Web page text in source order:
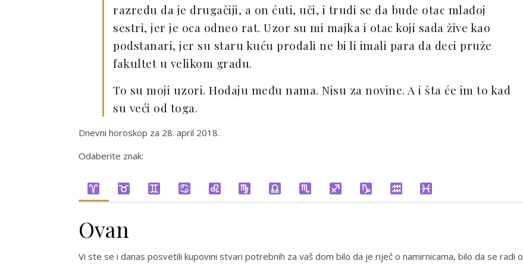
razredu da je drugačiji, a on ćuti, uči, i trudi se da bude otac mlađoj
sestri, jer je oca odneo rat. Uzor su mi majka i otac koji sada žive kao
podstanari, jer su staru kuću prodali ne bi li imali para da deci pruže
fakultet u velikom gradu.
To su moji uzori. Hodaju među nama. Nisu za novine. A i šta će im to kad
su veći od toga.
Dnevni horoskop za 28. april 2018.
Odaberite znak:
Ovan
Vi ste se i danas posvetili kupovini stvari potrebnih za vaš dom bilo da je riječ o namirnicama, bilo da se radi o